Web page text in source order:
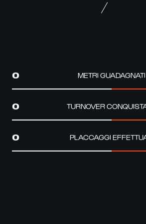
0 METRI GUADAGNATI
0 TURNOVER
0 PLACCAGGI